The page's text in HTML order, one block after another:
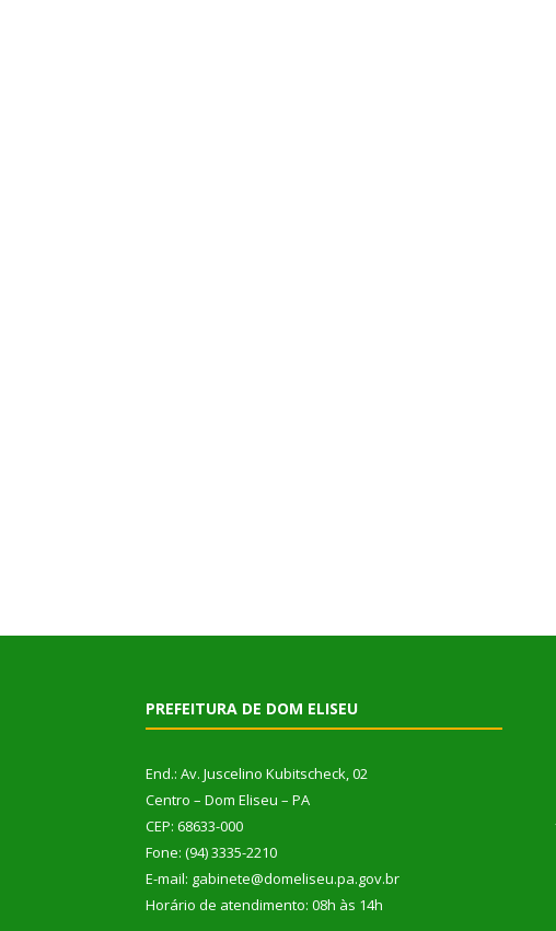
PREFEITURA DE DOM ELISEU
End.: Av. Juscelino Kubitscheck, 02
Centro – Dom Eliseu – PA
CEP: 68633-000
Fone: (94) 3335-2210
E-mail: gabinete@domeliseu.pa.gov.br
Horário de atendimento: 08h às 14h